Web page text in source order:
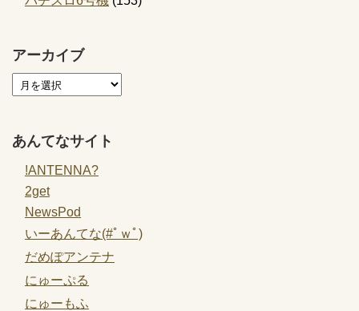
アーカイブ
あんてなサイト
!ANTENNA?
2get
NewsPod
いーあんてな(#ﾟｗﾟ)
だめぽアンテナ
にゅーぷる
にゅーもふ